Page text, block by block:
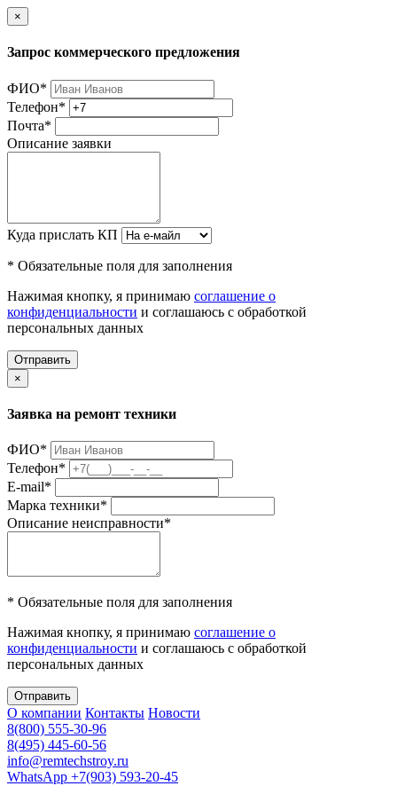
×
Запрос коммерческого предложения
ФИО*
Телефон*
Почта*
Описание заявки
Куда прислать КП
* Обязательные поля для заполнения
Нажимая кнопку, я принимаю соглашение о
конфиденциальности и соглашаюсь с обработкой
персональных данных
Отправить
×
Заявка на ремонт техники
ФИО*
Телефон*
E-mail*
Марка техники*
Описание неисправности*
* Обязательные поля для заполнения
Нажимая кнопку, я принимаю соглашение о
конфиденциальности и соглашаюсь с обработкой
персональных данных
Отправить
О компании Контакты Новости
8(800) 555-30-96
8(495) 445-60-56
info@remtechstroy.ru
WhatsApp +7(903) 593-20-45